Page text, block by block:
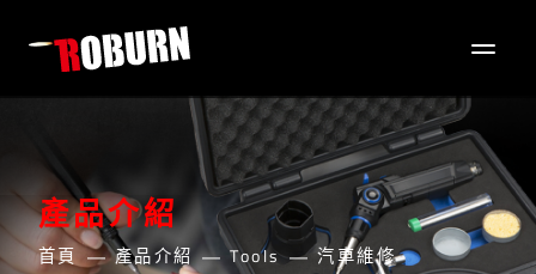
產品介紹
首頁 產品介紹 Tools
汽車維修